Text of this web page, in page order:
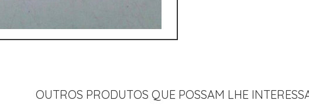
OUTROS PRODUTOS QUE POSSAM LHE